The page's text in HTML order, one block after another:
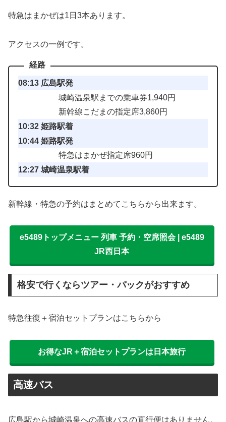
特急はまかぜは1日3本あります。
アクセスの一例です。
08:13 広島駅発
城崎温泉駅までの乗車券1,940円
新幹線こだまの指定席3,860円
10:32 姫路駅着
10:44 姫路駅発
特急はまかぜ指定席960円
12:27 城崎温泉駅着
新幹線・特急の予約はまとめてこちらから出来ます。
e5489トップメニュー 列車 予約・空席照会 | e5489
JR西日本
格安で行くならツアー・パックがおすすめ
特急往復＋宿泊セットプランはこちらから
お得なJR＋宿泊セットプランは日本旅行
高速バス
広島駅から城崎温泉への高速バスの直行便はありません。